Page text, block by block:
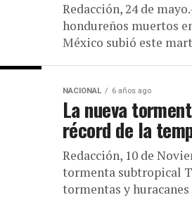
Redacción, 24 de
hondureños muertos
México subió este
NACIONAL 6 años ago
La nueva
récord de la
Redacción, 10 de
tormenta subtropical
tormentas y